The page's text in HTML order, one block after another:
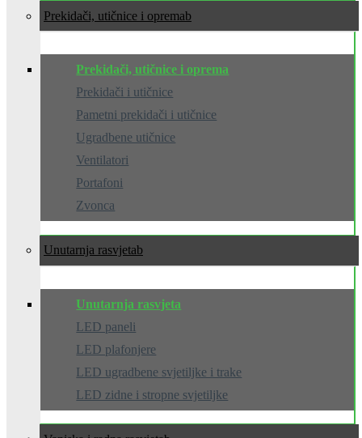
Prekidači, utičnice i oprema
Prekidači, utičnice i oprema
Prekidači i utičnice
Pametni prekidači i utičnice
Ugradbene utičnice
Ventilatori
Portafoni
Zvonca
Unutarnja rasvjeta
Unutarnja rasvjeta
LED paneli
LED plafonjere
LED ugradbene svjetiljke i trake
LED zidne i stropne svjetiljke